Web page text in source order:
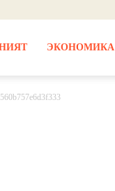
ЭКОНОМИКА